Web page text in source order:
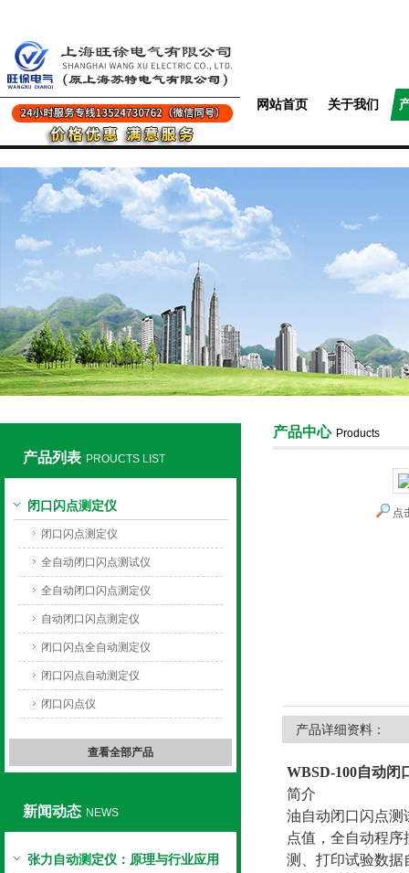
网站首页 关于我们
产品列表 PROUCTS LIST
闭口闪点测定仪
闭口闪点测定仪
全自动闭口闪点测试仪
全自动闭口闪点测定仪
自动闭口闪点测定仪
闭口闪点全自动测定仪
闭口闪点自动测定仪
闭口闪点仪
查看全部产品
新闻动态 NEWS
张力自动测定仪：原理与行业应用
产品中心 Products
点
产品详细资料：
WBSD-100自动闭
简介
油自动闭口闪点测
点值，全自动程
测、打印试验数